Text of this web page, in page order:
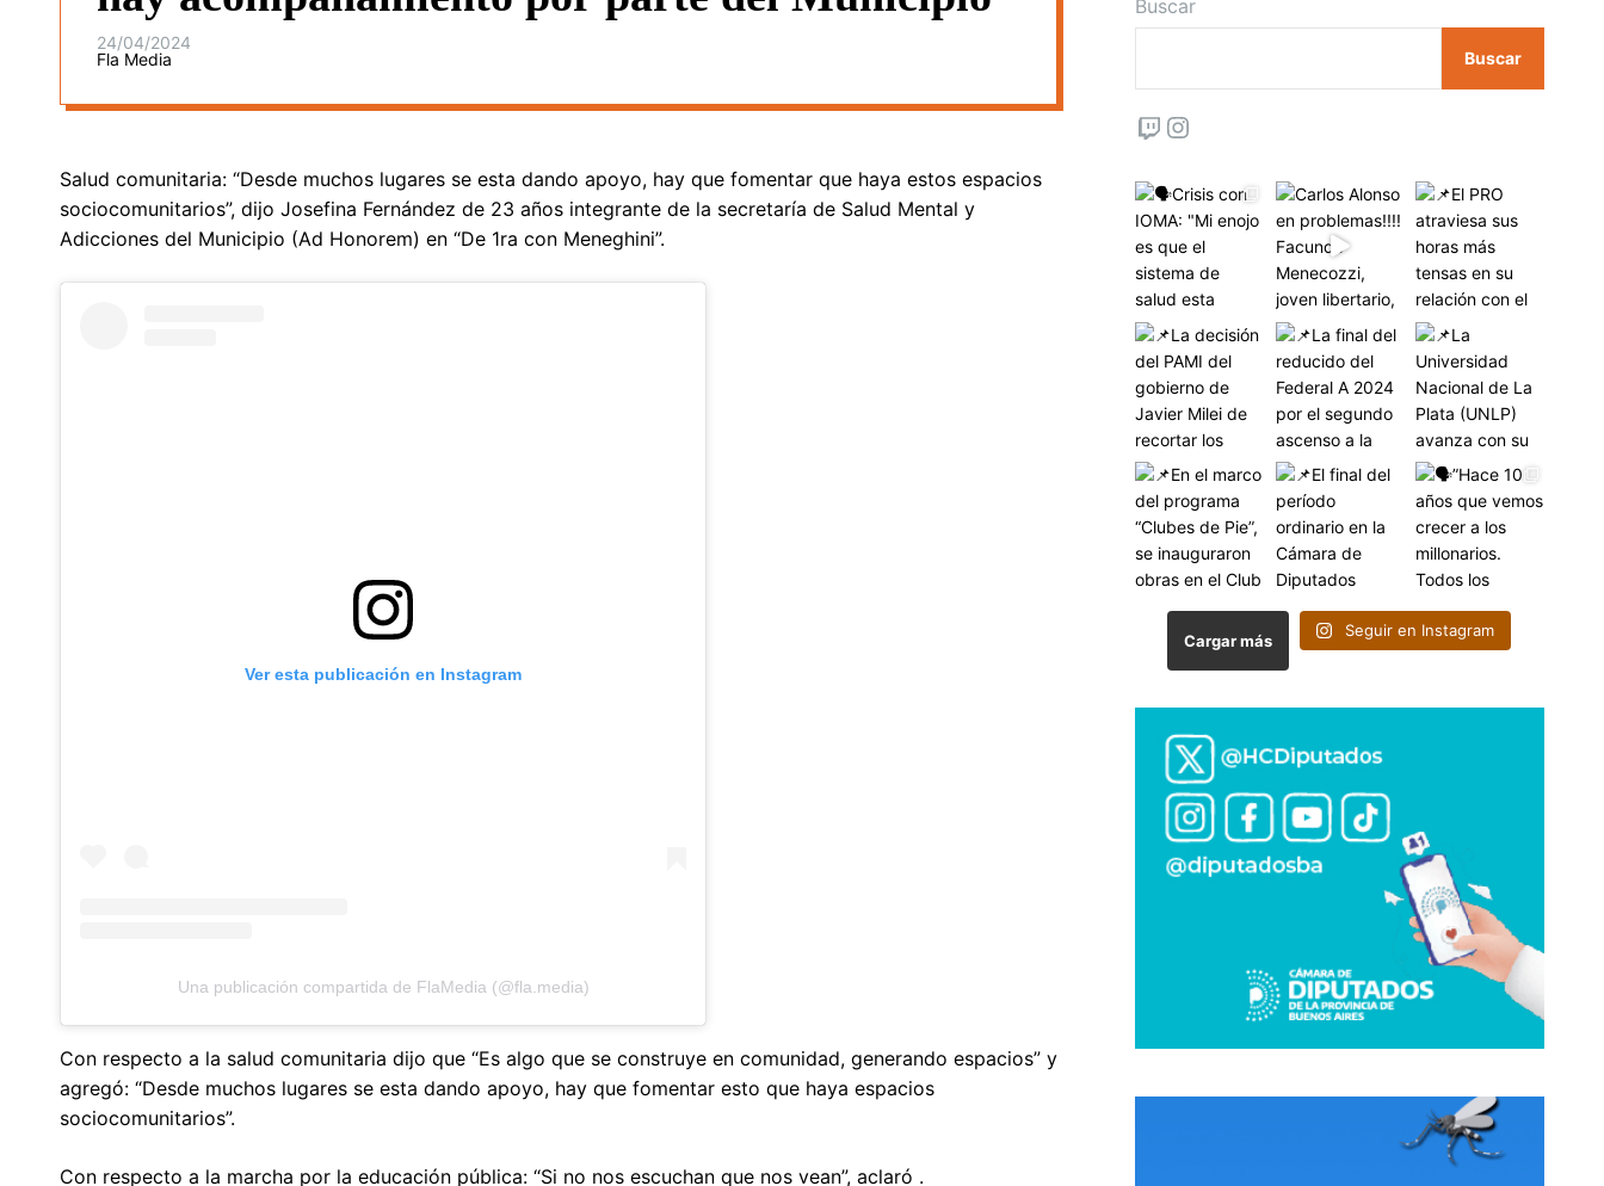
24/04/2024
Fla Media
Salud comunitaria: “Desde muchos lugares se esta dando apoyo, hay que fomentar que haya estos espacios
sociocomunitarios”, dijo Josefina Fernández de 23 años integrante de la secretaría de Salud Mental y
Adicciones del Municipio (Ad Honorem) en “De 1ra con Meneghini”.
Ver esta publicación en Instagram
Una publicación compartida de FlaMedia (@fla.media)
Con respecto a la salud comunitaria dijo que “Es algo que se construye en comunidad, generando espacios” y
agregó: “Desde muchos lugares se esta dando apoyo, hay que fomentar esto que haya espacios
sociocomunitarios”.
Con respecto a la marcha por la educación pública: “Si no nos escuchan que nos vean”, aclaró .
Buscar
Buscar
Twitch
Cargar más
Seguir en Instagram